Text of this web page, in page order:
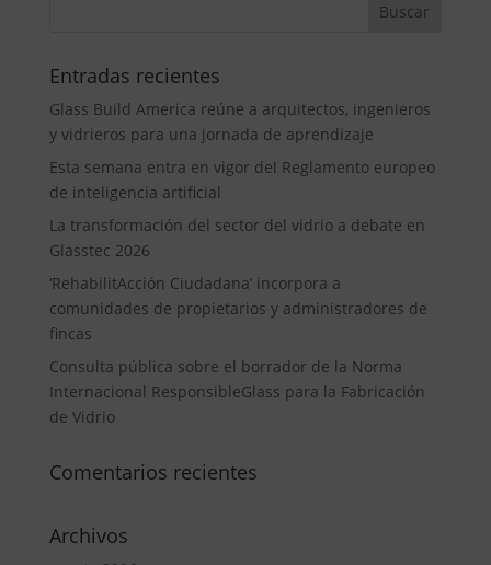
Entradas recientes
Glass Build America reúne a arquitectos, ingenieros
y vidrieros para una jornada de aprendizaje
Esta semana entra en vigor del Reglamento europeo
de inteligencia artificial
La transformación del sector del vidrio a debate en
Glasstec 2026
‘RehabilitAcción Ciudadana’ incorpora a
comunidades de propietarios y administradores de
fincas
Consulta pública sobre el borrador de la Norma
Internacional ResponsibleGlass para la Fabricación
de Vidrio
Comentarios recientes
Archivos